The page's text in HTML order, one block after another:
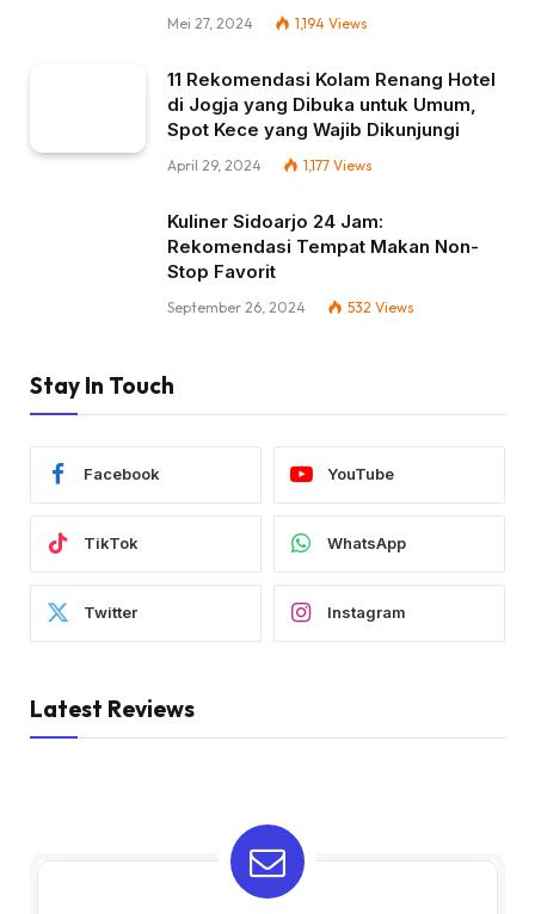
Mei 27, 2024 1,194 Views
11 Rekomendasi Kolam Renang Hotel
di Jogja yang Dibuka untuk Umum,
Spot Kece yang Wajib Dikunjungi
April 29, 2024 1,177 Views
Kuliner Sidoarjo 24 Jam:
Rekomendasi Tempat Makan Non-
Stop Favorit
September 26, 2024 532 Views
Stay In Touch
Facebook YouTube
TikTok WhatsApp
Twitter Instagram
Latest Reviews